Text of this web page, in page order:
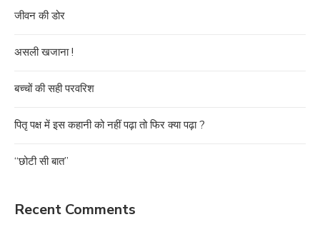
जीवन की डोर
असली खजाना !
बच्चों की सही परवरिश
पितृ पक्ष में इस कहानी को नहीं पढ़ा तो फिर क्या पढ़ा ?
“छोटी सी बात”
Recent Comments